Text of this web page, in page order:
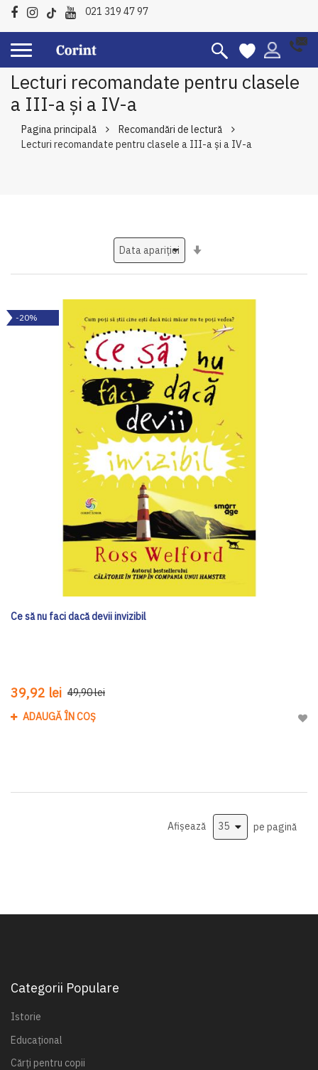
021 319 47 97
Lecturi recomandate pentru clasele
a III-a şi a IV-a
Pagina principală
Recomandări de lectură
Lecturi recomandate pentru clasele a III-a şi a IV-a
-20%
Ce să nu faci dacă devii invizibil
39,92 lei 49,90 lei
ADAUGĂ ÎN COȘ
Afișează pe pagină
Categorii Populare
Istorie
Educațional
Cărți pentru copii